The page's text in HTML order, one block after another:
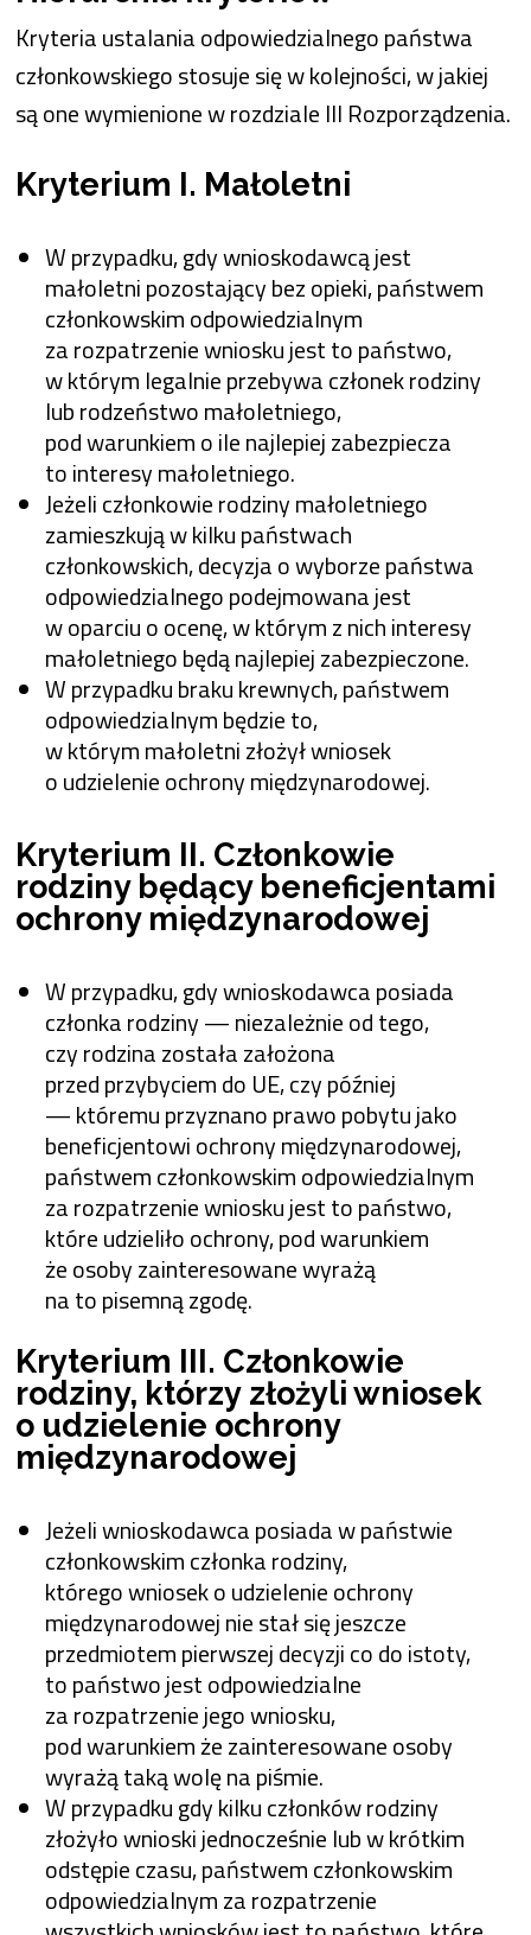
Kryteria ustalania odpowiedzialnego państwa
członkowskiego stosuje się w kolejności, w jakiej
są one wymienione w rozdziale III Rozporządzenia.
Kryterium I. Małoletni
W przypadku, gdy wnioskodawcą jest
małoletni pozostający bez opieki, państwem
członkowskim odpowiedzialnym
za rozpatrzenie wniosku jest to państwo,
w którym legalnie przebywa członek rodziny
lub rodzeństwo małoletniego,
pod warunkiem o ile najlepiej zabezpiecza
to interesy małoletniego.
Jeżeli członkowie rodziny małoletniego
zamieszkują w kilku państwach
członkowskich, decyzja o wyborze państwa
odpowiedzialnego podejmowana jest
w oparciu o ocenę, w którym z nich interesy
małoletniego będą najlepiej zabezpieczone.
W przypadku braku krewnych, państwem
odpowiedzialnym będzie to,
w którym małoletni złożył wniosek
o udzielenie ochrony międzynarodowej.
Kryterium II. Członkowie
rodziny będący beneficjentami
ochrony międzynarodowej
W przypadku, gdy wnioskodawca posiada
członka rodziny — niezależnie od tego,
czy rodzina została założona
przed przybyciem do UE, czy później
— któremu przyznano prawo pobytu jako
beneficjentowi ochrony międzynarodowej,
państwem członkowskim odpowiedzialnym
za rozpatrzenie wniosku jest to państwo,
które udzieliło ochrony, pod warunkiem
że osoby zainteresowane wyrażą
na to pisemną zgodę.
Kryterium III. Członkowie
rodziny, którzy złożyli wniosek
o udzielenie ochrony
międzynarodowej
Jeżeli wnioskodawca posiada w państwie
członkowskim członka rodziny,
którego wniosek o udzielenie ochrony
międzynarodowej nie stał się jeszcze
przedmiotem pierwszej decyzji co do istoty,
to państwo jest odpowiedzialne
za rozpatrzenie jego wniosku,
pod warunkiem że zainteresowane osoby
wyrażą taką wolę na piśmie.
W przypadku gdy kilku członków rodziny
złożyło wnioski jednocześnie lub w krótkim
odstępie czasu, państwem członkowskim
odpowiedzialnym za rozpatrzenie